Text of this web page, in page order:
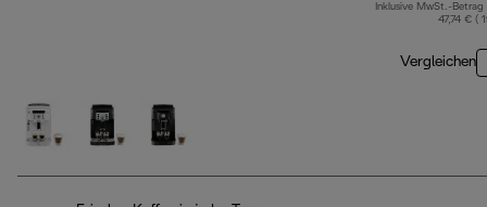
Inklusive MwSt.-Betrag
47,74 € (
Vergleichen